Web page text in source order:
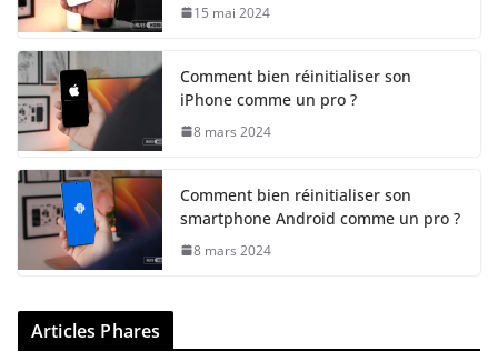
15 mai 2024
Comment bien réinitialiser son
iPhone comme un pro ?
8 mars 2024
Comment bien réinitialiser son
smartphone Android comme un pro ?
8 mars 2024
Articles Phares